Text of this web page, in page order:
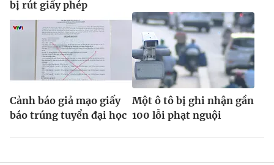
bị rút giấy phép
Cảnh báo giả mạo giấy
báo trúng tuyển đại học
Một ô tô bị ghi nhận gần
100 lỗi phạt nguội